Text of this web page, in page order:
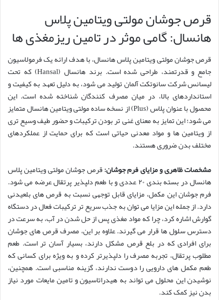
قرص جوشان مولتی ویتامین پلاس
هانسال: گامی موثر در تامین ریزمغذی ها
قرص جوشان مولتی ویتامین پلاس هانسال، با هدف ارائه یک فرمولاسیون
جامع و قدرتمند، طراحی شده است. برند هانسال (Hansal) که تحت
لیسانس شرکت سانوتکت آلمان تولید می شود، به دلیل تعهد به کیفیت و
استانداردهای بالا، در میان مصرف کنندگان شناخته شده است. این
محصول با عنوان پلاس (Plus) از نسخه ساده مولتی ویتامین هانسال متمایز
می شود؛ این تمایز به معنای غنی تر بودن ترکیبات و حضور طیف وسیع تری
از ویتامین ها و مواد معدنی حیاتی است که برای حمایت از عملکردهای
مختلف بدن ضروری هستند.
مشخصات ظاهری و مزایای فرم جوشان:قرص جوشان مولتی ویتامین پلاس
هانسال در بسته بندی ۲۰ عددی و با طعم دلپذیر پرتقال عرضه می شود.
فرم جوشان این مکمل، مزایای قابل توجهی نسبت به قرص های بلعیدنی
دارد. از جمله این مزایا می توان به جذب سریع تر ترکیبات فعال در دستگاه
گوارش اشاره کرد، چرا که مواد مغذی پس از حل شدن در آب، به سرعت در
دسترس سلول ها قرار می گیرند. علاوه بر این، مصرف قرص های جوشان
برای افرادی که در بلع قرص مشکل دارند، بسیار آسان تر است. طعم
مطلوب پرتقال، تجربه مصرف را دلپذیرتر کرده و به ویژه برای کسانی که
طعم مکمل های دارویی را دوست ندارند، گزینه مناسبی است. همچنین،
نوشیدن این محلول می تواند به هیدراتاسیون و تامین مایعات مورد نیاز
بدن نیز کمک کند.